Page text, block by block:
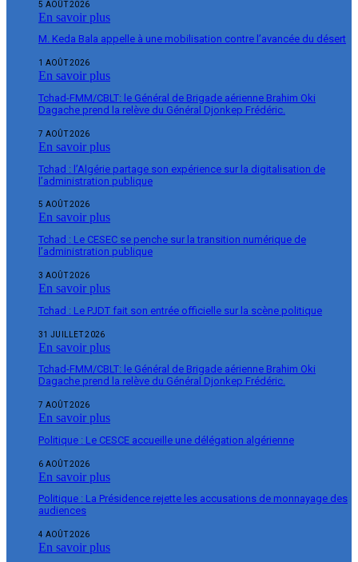
5 AOÛT 2026
En savoir plus
M. Keda Bala appelle à une mobilisation contre l’avancée du désert
1 AOÛT 2026
En savoir plus
Tchad-FMM/CBLT: le Général de Brigade aérienne Brahim Oki
Dagache prend la relève du Général Djonkep Frédéric.
7 AOÛT 2026
En savoir plus
Tchad : l’Algérie partage son expérience sur la digitalisation de
l’administration publique
5 AOÛT 2026
En savoir plus
Tchad : Le CESEC se penche sur la transition numérique de
l’administration publique
3 AOÛT 2026
En savoir plus
Tchad : Le PJDT fait son entrée officielle sur la scène politique
31 JUILLET 2026
En savoir plus
Tchad-FMM/CBLT: le Général de Brigade aérienne Brahim Oki
Dagache prend la relève du Général Djonkep Frédéric.
7 AOÛT 2026
En savoir plus
Politique : Le CESCE accueille une délégation algérienne
6 AOÛT 2026
En savoir plus
Politique : La Présidence rejette les accusations de monnayage des
audiences
4 AOÛT 2026
En savoir plus